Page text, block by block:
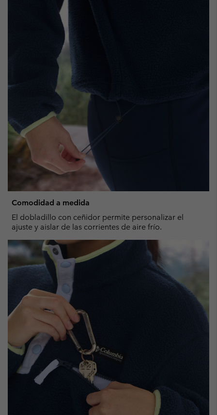
Comodidad a medida
El dobladillo con ceñidor permite personalizar el
ajuste y aislar de las corrientes de aire frío.